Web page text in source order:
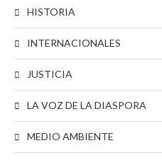
HISTORIA
INTERNACIONALES
JUSTICIA
LA VOZ DE LA DIASPORA
MEDIO AMBIENTE